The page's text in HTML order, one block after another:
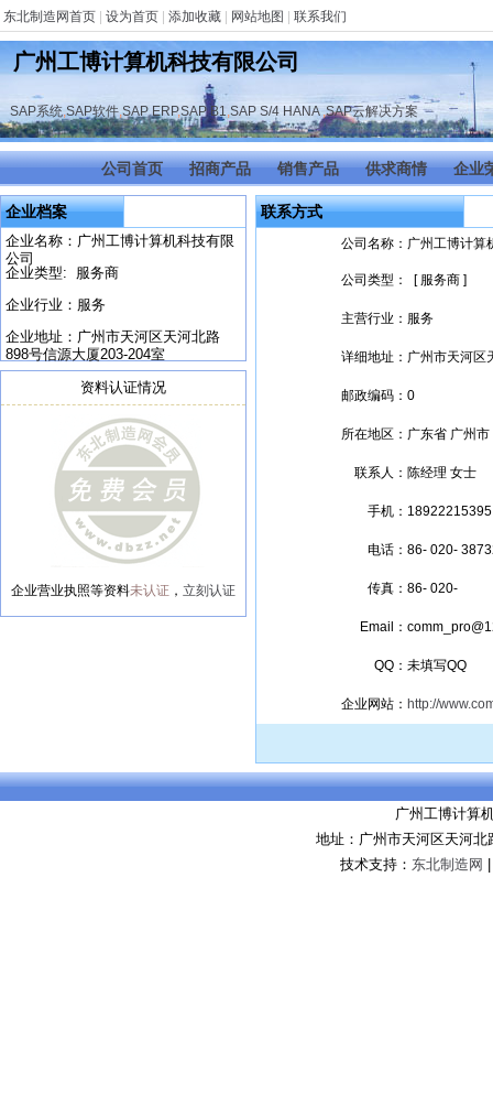
东北制造网首页 设为首页 添加收藏 网站地图 联系我们
广州工博计算机科技有限公司
SAP系统,SAP软件,SAP ERP,SAP B1,SAP S/4 HANA,SAP云解决方案
公司首页 招商产品 销售产品 供求商情 企业
企业档案
企业名称：广州工博计算机科技有限
公司
企业类型: 服务商
企业行业：服务
企业地址：广州市天河区天河北路
898号信源大厦203-204室
资料认证情况
企业营业执照等资料未认证 ， 立刻认证
联系方式
公司名称： 广州工博计算
公司类型： [ 服务商 ]
主营行业： 服务
详细地址： 广州市天河区
邮政编码： 0
所在地区： 广东省 广州市
联系人： 陈经理 女士
手机： 18922215395
电话： 86- 020-
传真： 86- 020-
Email：
QQ： 未填写QQ
企业网站： http://
广州工博计算
地址：广州市天河区天河北
技术支持： 东北制造网